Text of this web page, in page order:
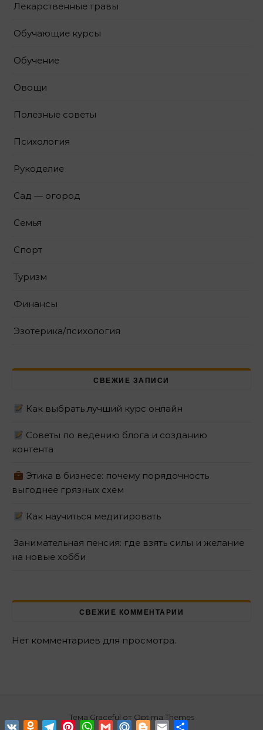
Лекарственные травы
Обучающие курсы
Обучение
Овощи
Полезные советы
Психология
Рукоделие
Сад — огород
Семья
Спорт
Туризм
Финансы
Эзотерика/психология
СВЕЖИЕ ЗАПИСИ
Как выбрать лучший курс онлайн
Советы по ведению блога и созданию
контента
Этика в бизнесе: почему порядочность
выгоднее грязных схем
Как научиться медитировать
Занимательная пенсия: где взять силы и желание
на новые хобби
СВЕЖИЕ КОММЕНТАРИИ
Нет комментариев для просмотра.
Тема Graceful от Optima Themes
VK Odnoklassniki
TelegramPinterestWhatsApp
GmailMail.RuBlogger
Email